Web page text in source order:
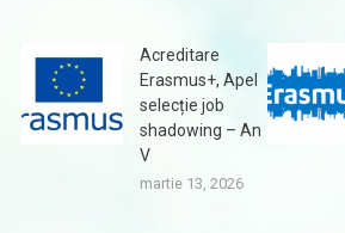
Acreditare
Erasmus+, Apel
selecție job
shadowing – An
V
martie 13, 2026